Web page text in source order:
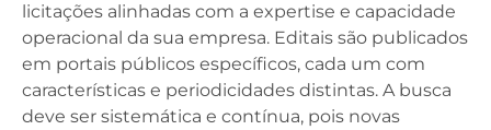
licitações alinhadas com a expertise e capacidade
operacional da sua empresa. Editais são publicados
em portais públicos específicos, cada um com
características e periodicidades distintas. A busca
deve ser sistemática e contínua, pois novas